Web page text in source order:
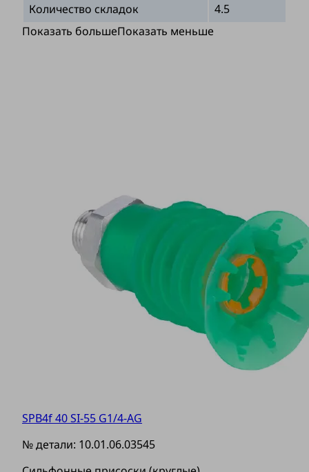
Количество складок
4.5
Показать большеПоказать меньше
SPB4f 40 SI-55 G1/4-AG
№ детали: 10.01.06.03545